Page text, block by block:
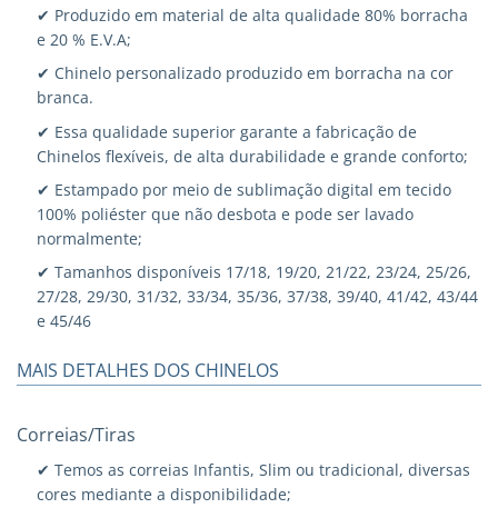
✔ Produzido em material de alta qualidade 80% borracha
e 20 % E.V.A;
✔ Chinelo personalizado produzido em borracha na cor
branca.
✔ Essa qualidade superior garante a fabricação de
Chinelos flexíveis, de alta durabilidade e grande conforto;
✔ Estampado por meio de sublimação digital em tecido
100% poliéster que não desbota e pode ser lavado
normalmente;
✔ Tamanhos disponíveis 17/18, 19/20, 21/22, 23/24, 25/26,
27/28, 29/30, 31/32, 33/34, 35/36, 37/38, 39/40, 41/42, 43/44
e 45/46
MAIS DETALHES DOS CHINELOS
Correias/Tiras
✔ Temos as correias Infantis, Slim ou tradicional, diversas
cores mediante a disponibilidade;